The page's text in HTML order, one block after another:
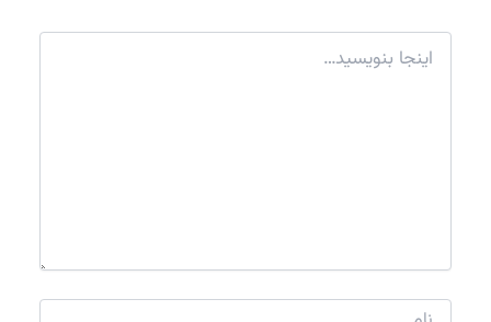
اینجا
بنویسید…
نام